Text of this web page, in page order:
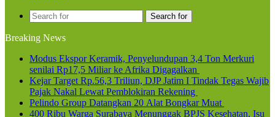
Search for
Breaking News
Modus Ekspor Keramik, Penyelundupan 3,4 Ton Merkuri
senilai Rp17,5 Miliar ke Afrika Digagalkan
Kejar Target Rp.56,3 Triliun, DJP Jatim I Tindak Tegas Wajib
Pajak Nakal Lewat Pemblokiran Rekening
Pelindo Group Datangkan 20 Alat Bongkar Muat
400 Ribu Warga Surabaya Menunggak BPJS Kesehatan, Isu